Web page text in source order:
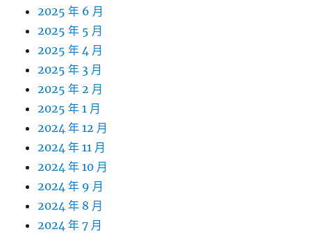
2025 年 6 月
2025 年 5 月
2025 年 4 月
2025 年 3 月
2025 年 2 月
2025 年 1 月
2024 年 12 月
2024 年 11 月
2024 年 10 月
2024 年 9 月
2024 年 8 月
2024 年 7 月